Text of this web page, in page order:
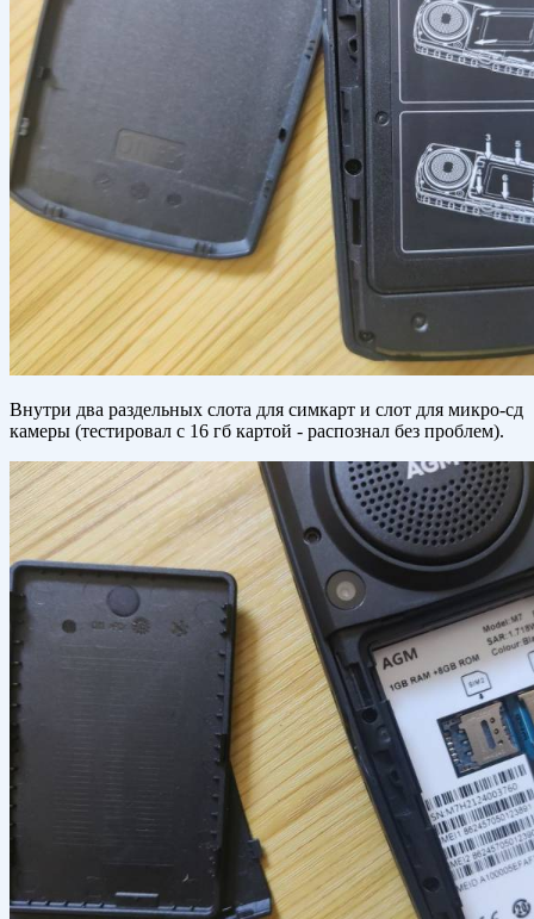
Внутри два раздельных слота для симкарт и слот для микро-сд
камеры (тестировал с 16 гб картой - распознал без проблем).